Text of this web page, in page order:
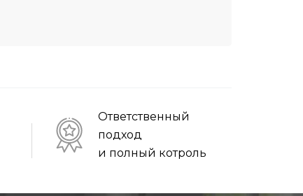
Ответственный
подход
и полный котроль